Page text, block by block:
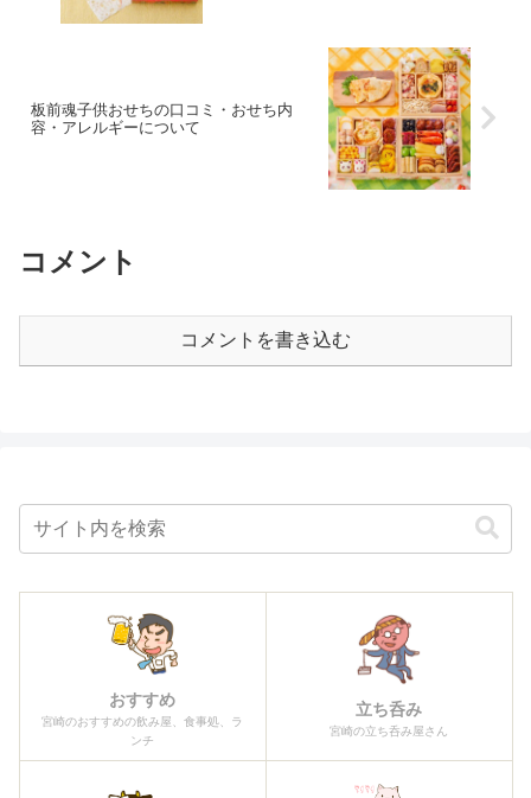
板前魂子供おせちの口コミ・おせち内
容・アレルギーについて
コメント
コメントを書き込む
おすすめ
宮崎のおすすめの飲み屋、食事処、ラ
ンチ
立ち呑み
宮崎の立ち呑み屋さん